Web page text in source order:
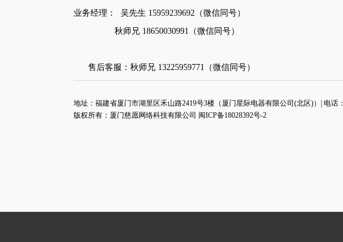
业务经理： 吴先生 15959239692 （微信同号）
秋师兄 18650030991 （微信同号）
售后客服：秋师兄 13225959771 （微信同号）
地址：福建省厦门市湖里区禾山路2419号3楼（厦门星际电器有限公司(北区)）| 电话：
版权所有：厦门慈愿网络科技有限公司 闽ICP备18028392号-2